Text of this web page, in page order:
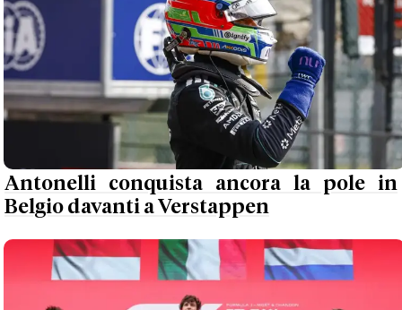
Antonelli conquista ancora la pole in
Belgio davanti a Verstappen